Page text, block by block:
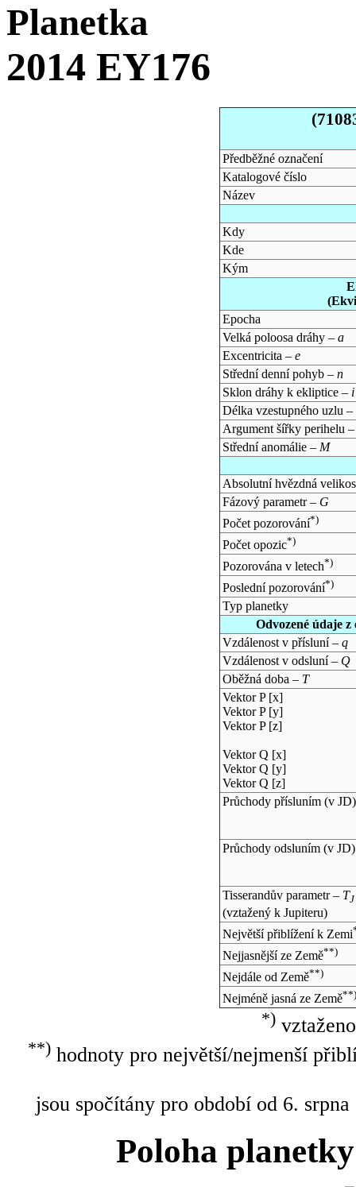
Planetka
2014 EY176
Předběžné označení
Katalogové číslo
Název
Kdy
Kde
Kým
Epocha
Velká poloosa dráhy – a
Excentricita – e
Střední denní pohyb – n
Sklon dráhy k ekliptice – i
Délka vzestupného uzlu –
Argument šířky perihelu
Střední anomálie – M
Absolutní hvězdná
Fázový parametr – G
Počet pozorování*)
Počet opozic*)
Pozorována v letech*)
Poslední pozorování*)
Typ planetky
Odvozené údaje
Vzdálenost v přísluní – q
Vzdálenost v odsluní – Q
Oběžná doba – T
Vektor P [x]
Vektor P [y]
Vektor P [z]
Vektor Q [x]
Vektor Q [y]
Vektor Q [z]
Průchody přísluním (v JD)
Průchody odsluním (v JD)
Tisserandův parametr – TJ
(vztažený k Jupiteru)
Největší přiblížení k Zemi
Nejjasnější ze Země**)
Nejdále od Země**)
Nejméně jasná ze Země**)
*)
**)hodnoty pro největší/nejmenší
jsou spočítány pro období od 6.
Poloha